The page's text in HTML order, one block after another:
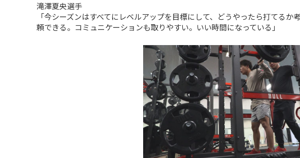
滝澤夏央選手
「今シーズンはすべてにレベルアップを目標にして、どうやったら打てる
頼できる。コミュニケーションも取りやすい。いい時間になっている」